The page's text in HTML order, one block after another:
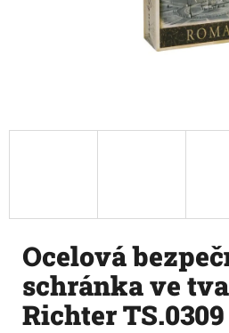
Ocelová
schránka ve
Richter TS.0309